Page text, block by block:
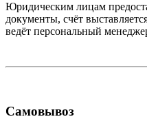
Юридическим лицам
документы, счёт
ведёт персональный
Самовывоз